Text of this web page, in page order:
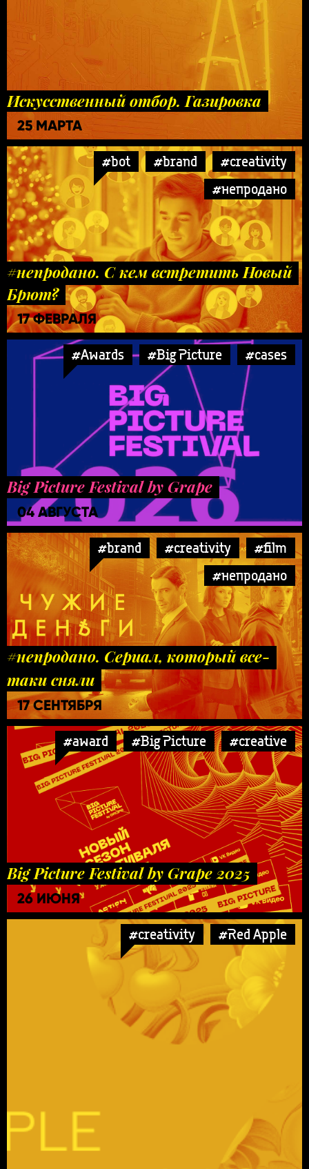
Искусственный отбор. Газировка
25 МАРТА
#bot #brand
#creativity
#непродано
#непродано. С кем встретить Новый
Брют?
17 ФЕВРАЛЯ
#Awards #Big Picture #cases
Big Picture Festival by Grape
04 АВГУСТА
#brand #creativity
#film
#непродано
#непродано. Сериал, который все-
таки сняли
17 СЕНТЯБРЯ
#award #Big Picture #creative
Big Picture Festival by Grape 2025
26 ИЮНЯ
#creativity #Red Apple